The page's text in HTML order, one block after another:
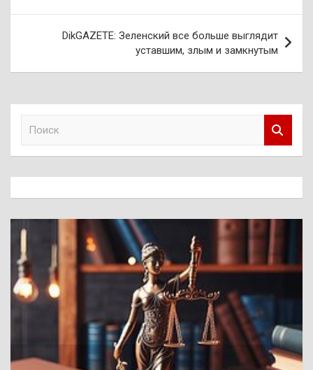
записям
DikGAZETE: Зеленский все больше выглядит
уставшим, злым и замкнутым
к